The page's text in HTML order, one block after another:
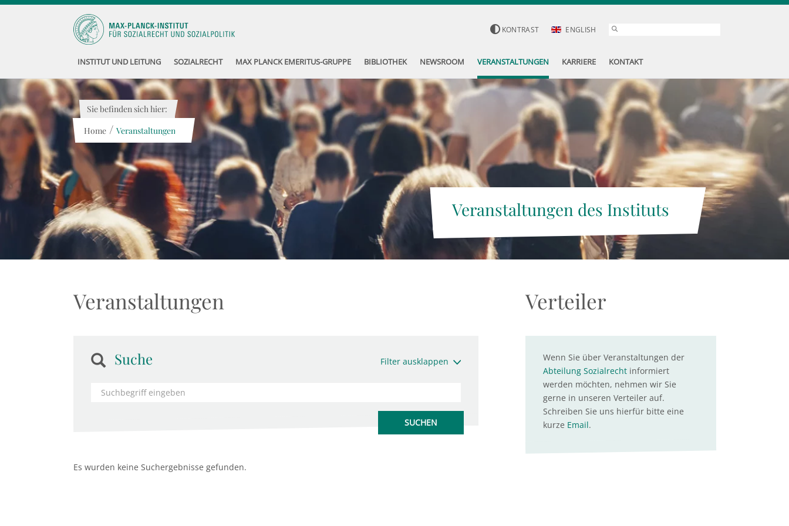
KONTRAST ENGLISH
INSTITUT UND LEITUNG SOZIALRECHT MAX PLANCK EMERITUS-GRUPPE BIBLIOTHEK NEWSROOM VERANSTALTUNGEN KARRIERE KONTAKT
Veranstaltungen des Instituts
Sie befinden sich hier:
Home / Veranstaltungen
Veranstaltungen
Suche Filter ausklappen
Es wurden keine Suchergebnisse gefunden.
Verteiler
Wenn Sie über Veranstaltungen der
Abteilung Sozialrechtinformiert
werden möchten, nehmen wir Sie
gerne in unseren Verteiler auf.
Schreiben Sie uns hierfür bitte eine
kurze Email.